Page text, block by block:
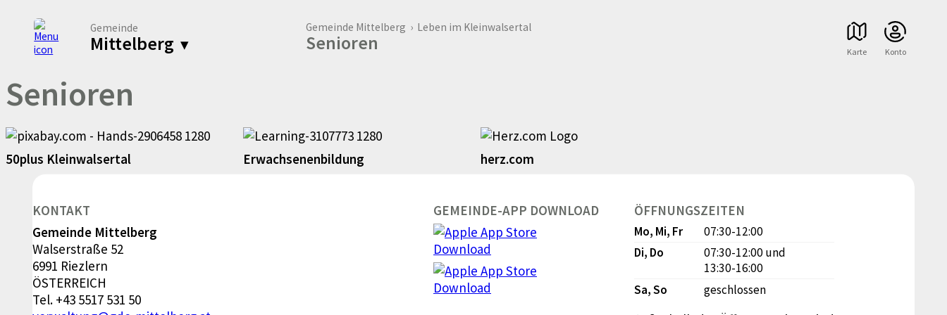
Gemeinde
Mittelberg ▾
Gemeinde Mittelberg › Leben im Kleinwalsertal
Senioren Karte Konto
Senioren
50plus Kleinwalsertal Erwachsenenbildung herz.com
KONTAKT
Gemeinde Mittelberg
Walserstraße 52
6991 Riezlern
ÖSTERREICH
Tel. +43 5517 531 50
GEMEINDE-APP DOWNLOAD ÖFFNUNGSZEITEN
Mo, Mi, Fr
07:30-12:00
Di, Do
07:30-12:00und
13:30-16:00
Sa, So
geschlossen